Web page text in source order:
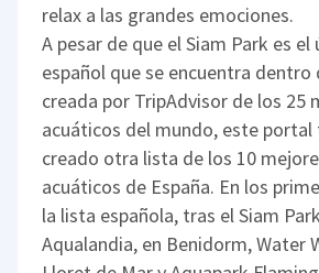
relax a las grandes emociones.
A pesar de que el Siam Park es el
español que se encuentra dentro
creada por TripAdvisor de los 25
acuáticos del mundo, este portal
creado otra lista de los 10
acuáticos de España. En los
la lista española, tras el Siam
Aqualandia, en Benidorm, Water